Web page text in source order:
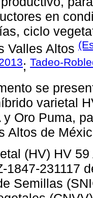
en
ciclo
Valles Altos
; Tadeo-
se
varietal
y Oro Puma,
Altos de
(HV) HV
1847-231117
Semillas